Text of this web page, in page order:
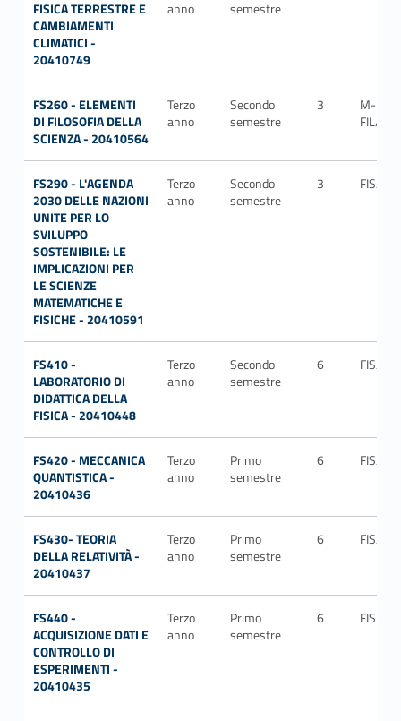
FISICA TERRESTRE E
CAMBIAMENTI
CLIMATICI -
20410749
anno
semestre
FS260 - ELEMENTI
DI FILOSOFIA DELLA
SCIENZA - 20410564
Terzo
anno
Secondo
semestre
3
M-
FIL/02
FS290 - L'AGENDA
2030 DELLE NAZIONI
UNITE PER LO
SVILUPPO
SOSTENIBILE: LE
IMPLICAZIONI PER
LE SCIENZE
MATEMATICHE E
FISICHE - 20410591
Terzo
anno
Secondo
semestre
3 FIS/06
FS410 -
LABORATORIO DI
DIDATTICA DELLA
FISICA - 20410448
Terzo
anno
Secondo
semestre
6 FIS/08
FS420 - MECCANICA
QUANTISTICA -
20410436
Terzo
anno
Primo
semestre
6 FIS/02
FS430- TEORIA
DELLA RELATIVITÀ -
20410437
Terzo
anno
Primo
semestre
6 FIS/02
FS440 -
ACQUISIZIONE DATI E
CONTROLLO DI
ESPERIMENTI -
20410435
Terzo
anno
Primo
semestre
6 FIS/04